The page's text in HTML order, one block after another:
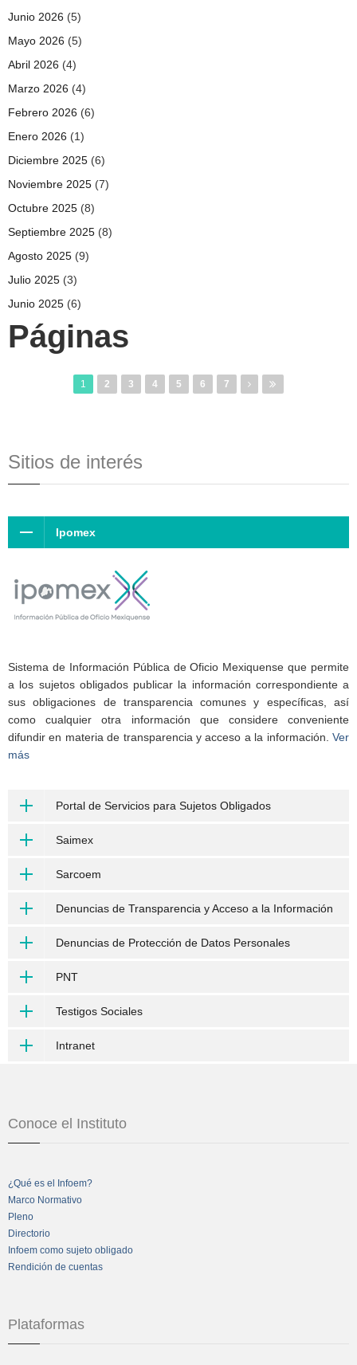
Junio 2026 (5)
Mayo 2026 (5)
Abril 2026 (4)
Marzo 2026 (4)
Febrero 2026 (6)
Enero 2026 (1)
Diciembre 2025 (6)
Noviembre 2025 (7)
Octubre 2025 (8)
Septiembre 2025 (8)
Agosto 2025 (9)
Julio 2025 (3)
Junio 2025 (6)
Páginas
1 2 3 4 5 6 7
Sitios de interés
Ipomex
Sistema de Información Pública de Oficio Mexiquense que permite
a los sujetos obligados publicar la información correspondiente a
sus obligaciones de transparencia comunes y específicas, así
como cualquier otra información que considere conveniente
difundir en materia de transparencia y acceso a la información. Ver
más
Portal de Servicios para Sujetos Obligados
Saimex
Sarcoem
Denuncias de Transparencia y Acceso a la Información
Denuncias de Protección de Datos Personales
PNT
Testigos Sociales
Intranet
Conoce el Instituto
¿Qué es el Infoem?
Marco Normativo
Pleno
Directorio
Infoem como sujeto obligado
Rendición de cuentas
Plataformas